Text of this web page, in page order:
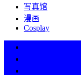
写真馆
漫画
Cosplay